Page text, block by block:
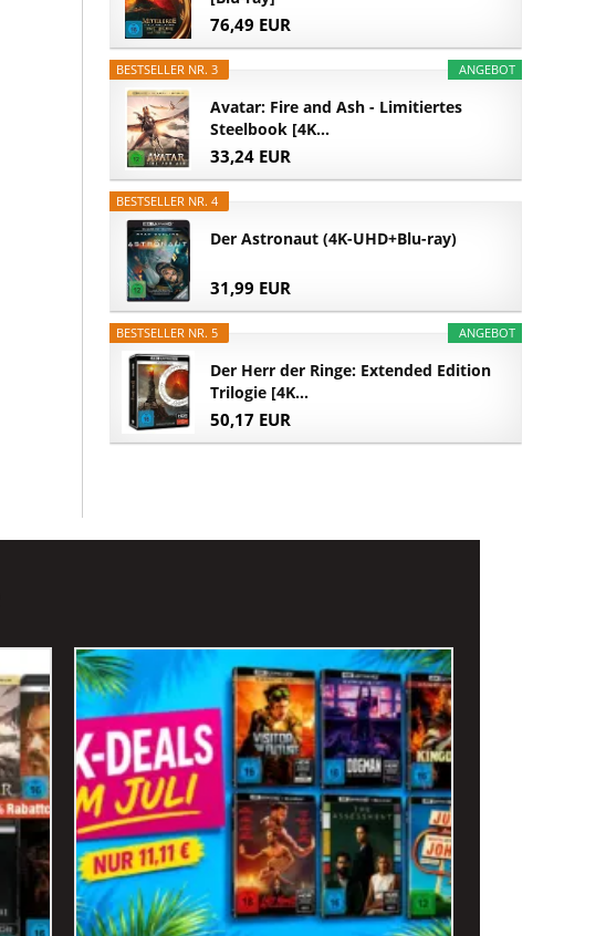
76,49 EUR
ANGEBOT
BESTSELLER NR. 3
Avatar: Fire and Ash - Limitiertes
Steelbook [4K...
33,24 EUR
BESTSELLER NR. 4
Der Astronaut (4K-UHD+Blu-ray)
31,99 EUR
ANGEBOT
BESTSELLER NR. 5
Der Herr der Ringe: Extended Edition
Trilogie [4K...
50,17 EUR